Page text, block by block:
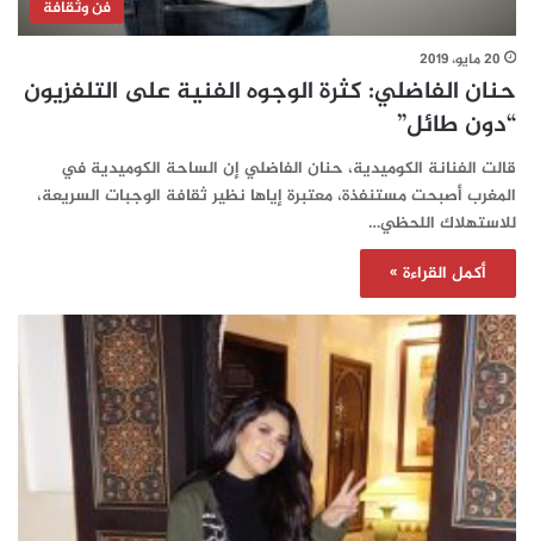
فن وثقافة
20 مايو، 2019
حنان الفاضلي: كثرة الوجوه الفنية على التلفزيون
“دون طائل”
قالت الفنانة الكوميدية، حنان الفاضلي إن الساحة الكوميدية في
المغرب أصبحت مستنفذة، معتبرة إياها نظير ثقافة الوجبات السريعة،
للاستهلاك اللحظي…
أكمل القراءة »